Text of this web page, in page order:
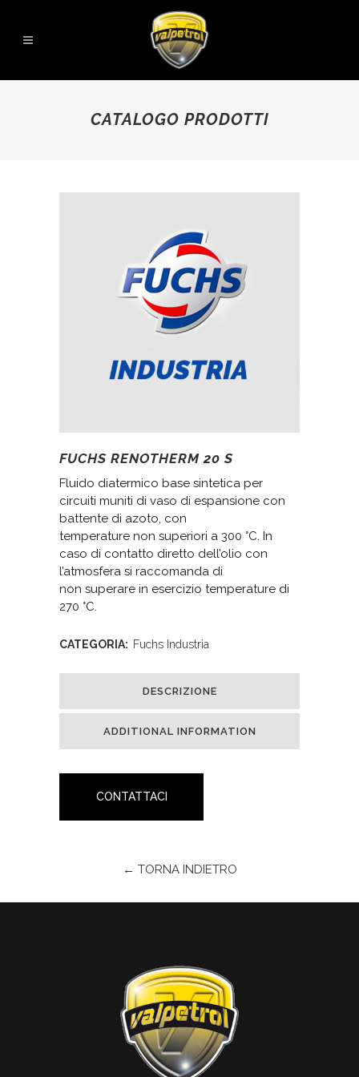
CATALOGO PRODOTTI
FUCHS RENOTHERM 20 S
Fluido diatermico base sintetica per
circuiti muniti di vaso di espansione con
battente di azoto, con
temperature non superiori a 300 °C. In
caso di contatto diretto dell’olio con
l’atmosfera si raccomanda di
non superare in esercizio temperature di
270 °C.
CATEGORIA: Fuchs Industria
DESCRIZIONE
ADDITIONAL INFORMATION
CONTATTACI
← TORNA INDIETRO